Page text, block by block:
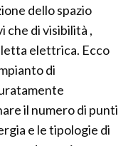
dello spazio
che di visibilità ,
elettrica. Ecco
di
il numero di punti
e le tipologie di